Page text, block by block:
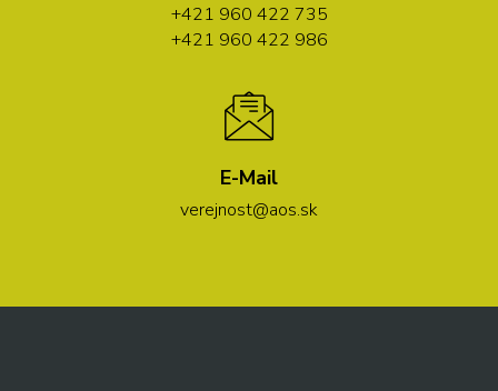
+421 960 422 735
+421 960 422 986
E-Mail
verejnost@aos.sk